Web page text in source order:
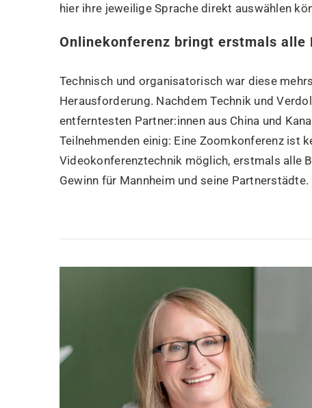
hier ihre jeweilige Sprache direkt auswählen
Onlinekonferenz bringt erstmals alle
Technisch und organisatorisch war diese
Herausforderung. Nachdem Technik und
entferntesten Partner:innen aus China und
Teilnehmenden einig: Eine Zoomkonferenz ist
Videokonferenztechnik möglich, erstmals alle
Gewinn für Mannheim und seine Partnerstädte.